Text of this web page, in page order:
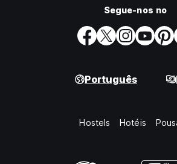
Segue-nos no
Português
Hostels Hotéis